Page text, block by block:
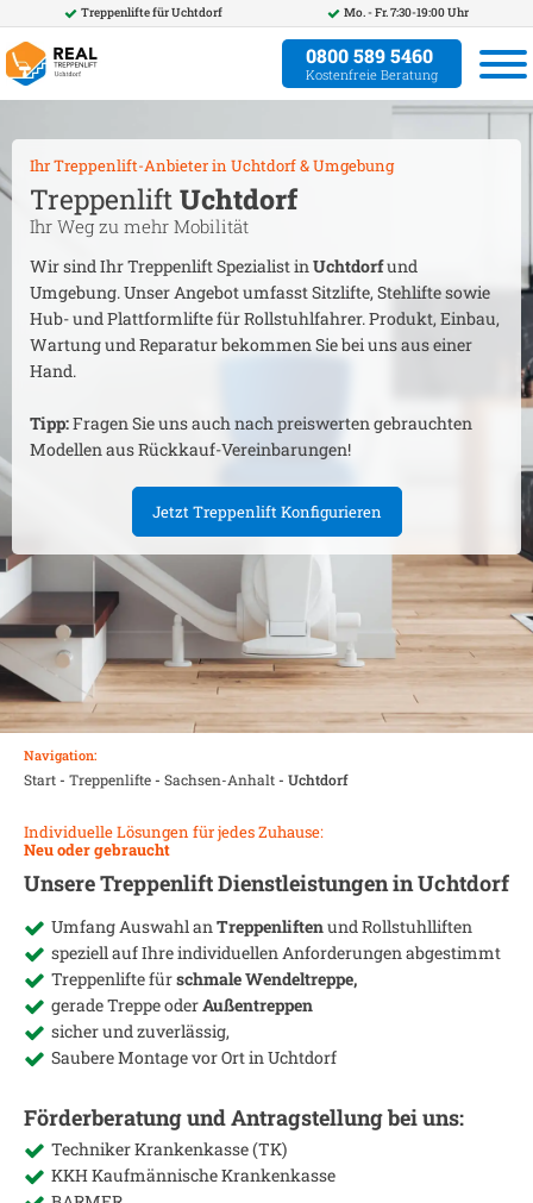
Treppenlifte fürUchtdorf Mo. - Fr. 7:30-19:00 Uhr
0800 589 5460
Kostenfreie Beratung
Ihr Treppenlift-Anbieter in Uchtdorf& Umgebung
Treppenlift Uchtdorf
Ihr Weg zu mehr Mobilität
Wir sind Ihr Treppenlift Spezialist inUchtdorfund
Umgebung. Unser Angebot umfasst Sitzlifte, Stehlifte sowie
Hub- und Plattformlifte für Rollstuhlfahrer. Produkt, Einbau,
Wartung und Reparatur bekommen Sie bei uns aus einer
Hand.
Tipp:Fragen Sie uns auch nach preiswerten gebrauchten
Modellen aus Rückkauf-Vereinbarungen!
Jetzt Treppenlift Konfigurieren
Navigation:
Start- Treppenlifte- Sachsen-Anhalt- Uchtdorf
Individuelle Lösungen für jedes Zuhause:
Neu oder gebraucht
Unsere Treppenlift Dienstleistungen inUchtdorf
Umfang Auswahl anTreppenliftenund Rollstuhlliften
speziell auf Ihre individuellen Anforderungen abgestimmt
Treppenlifte fürschmale Wendeltreppe,
gerade Treppe oderAußentreppen
sicher und zuverlässig,
Saubere Montage vor Ort inUchtdorf
Förderberatung und Antragstellung bei uns:
Techniker Krankenkasse (TK)
KKH Kaufmännische Krankenkasse